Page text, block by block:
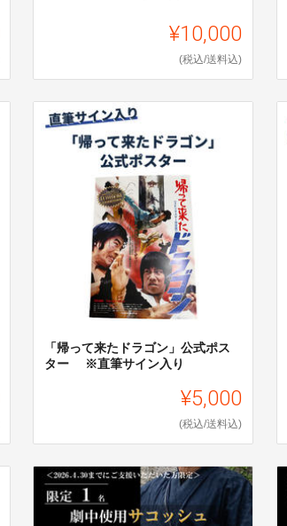
¥10,000
(税込/送料込)
「帰って来たドラゴン」公式ポス
ター ※直筆サイン入り
¥5,000
(税込/送料込)